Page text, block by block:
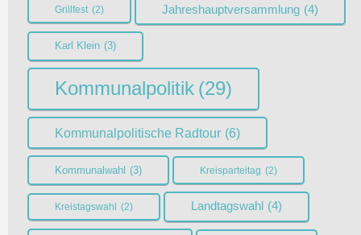
Grillfest (2) Jahreshauptversammlung (4)
Karl Klein (3)
Kommunalpolitik (29)
Kommunalpolitische Radtour (6)
Kommunalwahl (3) Kreisparteitag (2)
Kreistagswahl (2) Landtagswahl (4)